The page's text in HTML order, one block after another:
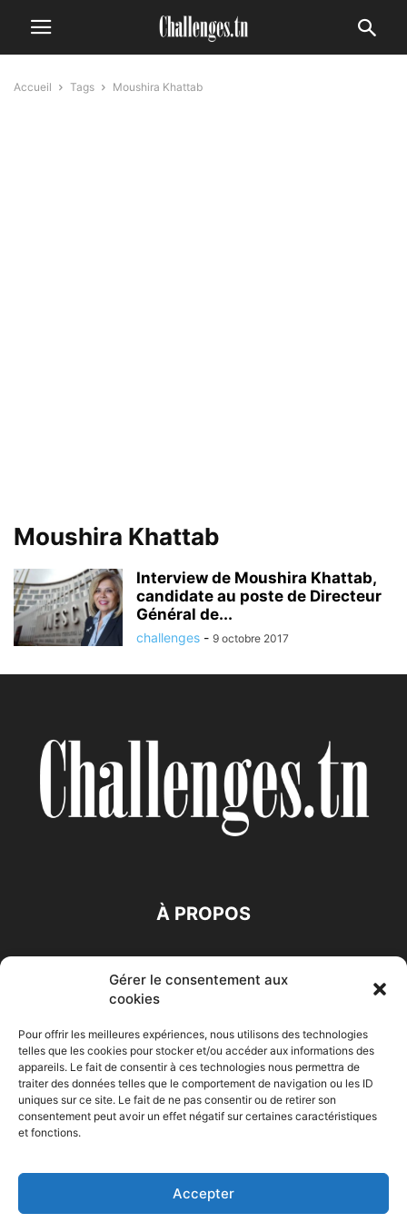
Gérer le consentement aux
cookies
Pour offrir les meilleures expériences, nous utilisons des technologies
telles que les cookies pour stocker et/ou accéder aux informations des
appareils. Le fait de consentir à ces technologies nous permettra de
traiter des données telles que le comportement de navigation ou les ID
uniques sur ce site. Le fait de ne pas consentir ou de retirer son
consentement peut avoir un effet négatif sur certaines caractéristiques
et fonctions.
Accepter
Accueil Tags Moushira Khattab
Moushira Khattab
Interview de Moushira Khattab,
candidate au poste de Directeur
Général de...
challenges - 9 octobre 2017
À PROPOS
Accueil Economie Entreprises Entrepreneur
Maghreb
© Challenges.tn By AAKOM.DIGITAL